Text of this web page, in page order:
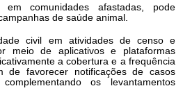
em comunidades afastadas, pode
de saúde animal.
civil em atividades de censo e
meio de aplicativos e plataformas
a cobertura e a frequência
de favorecer notificações de casos
os levantamentos